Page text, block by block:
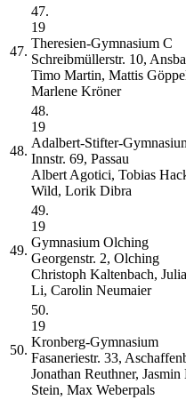
47.
47.
19
Theresien-Gymnasium C
Schreibmüllerstr. 10,
Timo Martin, Mattis
Marlene Kröner
48.
48.
19
Adalbert-Stifter-
Innstr. 69, Passau
Albert Agotici, Tobias
Wild, Lorik Dibra
49.
49.
19
Gymnasium Olching
Georgenstr. 2, Olching
Christoph Kaltenbach,
Li, Carolin Neumaier
50.
50.
19
Kronberg-Gymnasium
Fasaneriestr. 33,
Jonathan Reuthner,
Stein, Max Weberpals